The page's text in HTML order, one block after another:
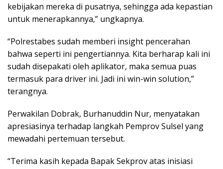
kebijakan mereka di pusatnya, sehingga ada kepastian
untuk menerapkannya,” ungkapnya.
“Polrestabes sudah memberi insight pencerahan
bahwa seperti ini pengertiannya. Kita berharap kali ini
sudah disepakati oleh aplikator, maka semua puas
termasuk para driver ini. Jadi ini win-win solution,”
terangnya.
Perwakilan Dobrak, Burhanuddin Nur, menyatakan
apresiasinya terhadap langkah Pemprov Sulsel yang
mewadahi pertemuan tersebut.
“Terima kasih kepada Bapak Sekprov atas inisiasi